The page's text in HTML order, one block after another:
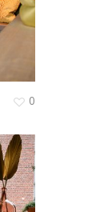
0